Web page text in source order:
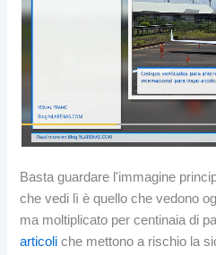
Basta guardare l'immagine
che vedi lì è quello che vedono
ma moltiplicato per centinaia di
articoli che mettono a rischio la